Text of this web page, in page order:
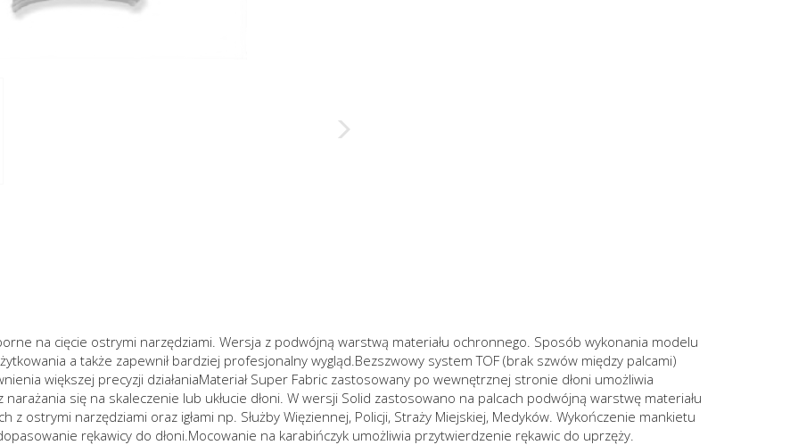
na cięcie ostrymi narzędziami. Wersja z podwójną warstwą materiału ochronnego. Sposób wykonania modelu
a także zapewnił bardziej profesjonalny wygląd.Bezszwowy system TOF (brak szwów między palcami)
większej precyzji działaniaMateriał Super Fabric zastosowany po wewnętrznej stronie dłoni umożliwia
się na skaleczenie lub ukłucie dłoni. W wersji Solid zastosowano na palcach podwójną warstwę materiału
ostrymi narzędziami oraz igłami np. Służby Więziennej, Policji, Straży Miejskiej, Medyków. Wykończenie mankietu
rękawicy do dłoni.Mocowanie na karabińczyk umożliwia przytwierdzenie rękawic do uprzęży.